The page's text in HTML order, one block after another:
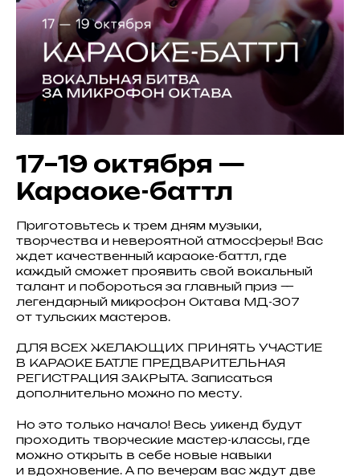
17–19 октября —
Караоке-баттл
Приготовьтесь к трем дням музыки,
творчества и невероятной атмосферы! Вас
ждет качественный караоке-баттл, где
каждый сможет проявить свой вокальный
талант и побороться за главный приз —
легендарный микрофон Октава МД-307
от тульских мастеров.
ДЛЯ ВСЕХ ЖЕЛАЮЩИХ ПРИНЯТЬ УЧАСТИЕ
В КАРАОКЕ БАТЛЕ ПРЕДВАРИТЕЛЬНАЯ
РЕГИСТРАЦИЯ ЗАКРЫТА. Записаться
дополнительно можно по месту.
Но это только начало! Весь уикенд будут
проходить творческие мастер-классы, где
можно открыть в себе новые навыки
и вдохновение. А по вечерам вас ждут две